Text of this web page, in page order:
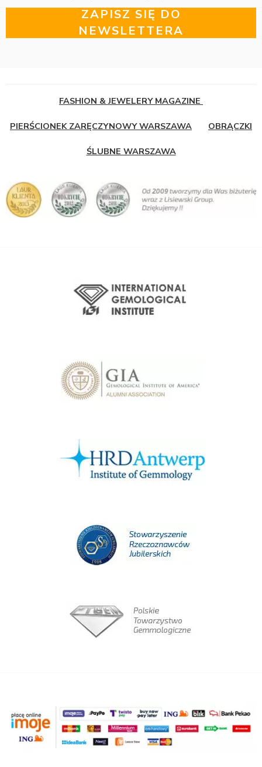
ZAPISZ SIĘ DO
NEWSLETTERA
FASHION & JEWELERY MAGAZINE
PIERŚCIONEK ZARĘCZYNOWY WARSZAWA OBRĄCZKI
ŚLUBNE WARSZAWA